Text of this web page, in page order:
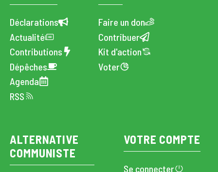
Déclarations
Actualité
Contributions
Dépêches
Agenda
RSS
Faire un don
Contribuer
Kit d'action
Voter
ALTERNATIVE
COMMUNISTE
VOTRE COMPTE
Se connecter